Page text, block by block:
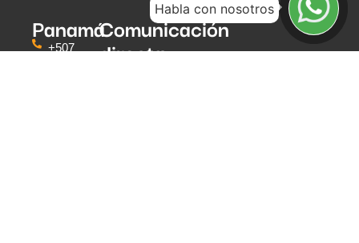
Panamá
+507
Comunicación
directa
Habla con nosotros